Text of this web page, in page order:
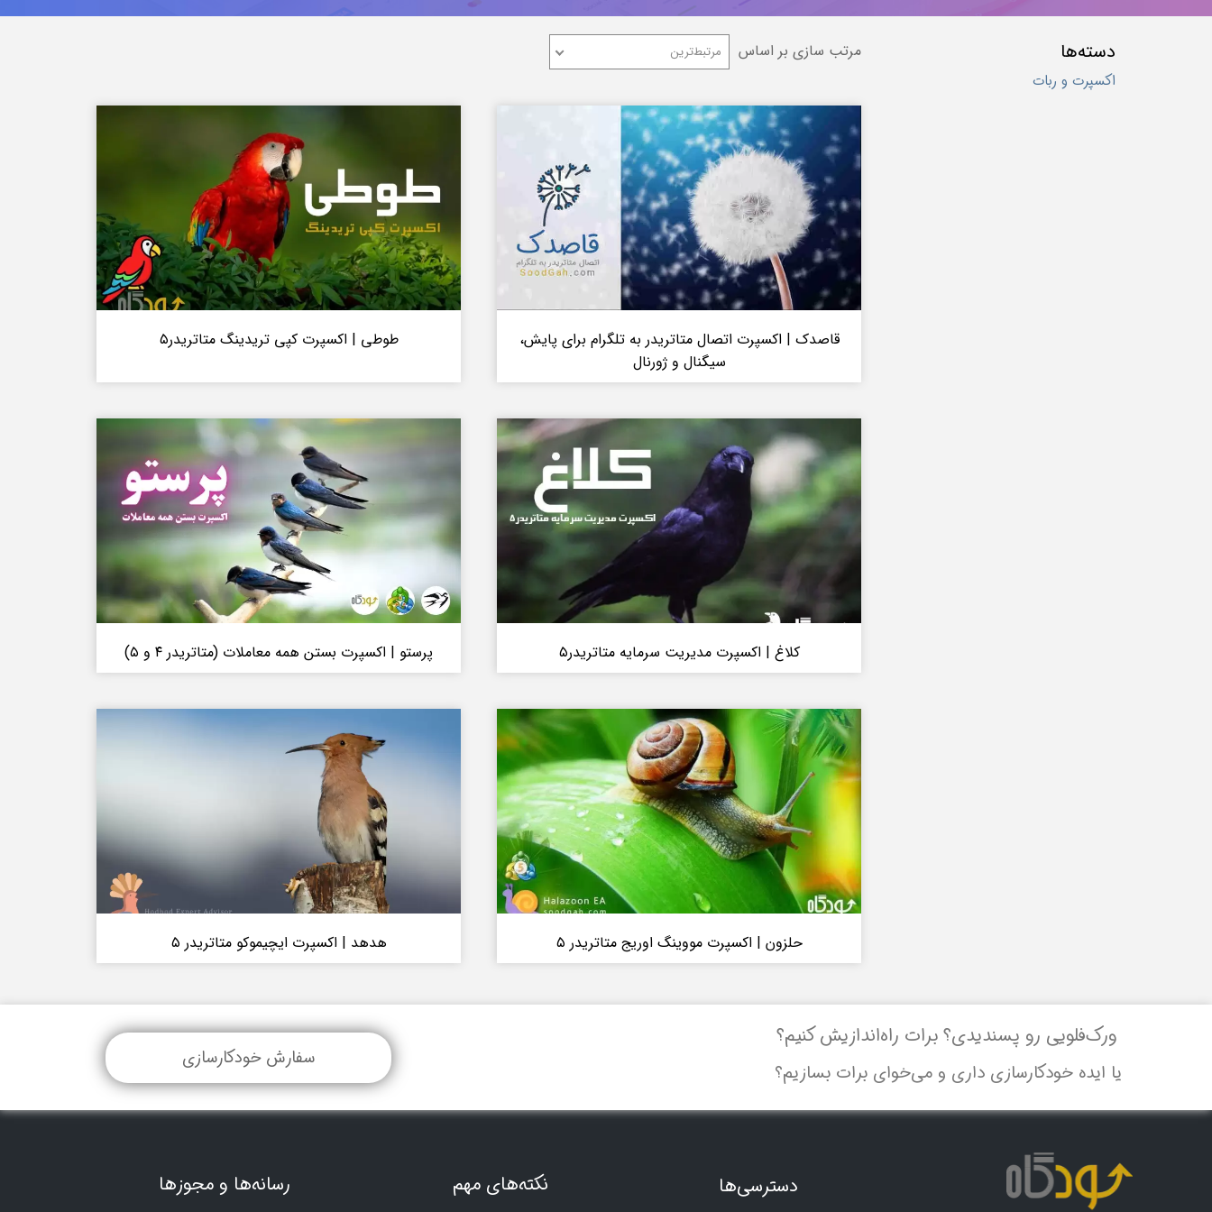
دسته‌ها
اکسپرت و ربات
مرتب سازی بر اساس مرتبط‌ترین
قاصدک | اکسپرت اتصال متاتریدر به تلگرام برای پایش،
سیگنال و ژورنال
طوطی | اکسپرت کپی تریدینگ متاتریدر۵
کلاغ | اکسپرت مدیریت سرمایه متاتریدر۵ پرستو | اکسپرت بستن همه معاملات (متاتریدر ۴ و ۵)
حلزون | اکسپرت مووینگ اوریج متاتریدر ۵ هدهد | اکسپرت ایچیموکو متاتریدر ۵
دسترسی‌ها نکته‌های مهم رسانه‌ها و مجوزها
ورک‌فلویی رو پسندیدی؟ برات راه‌اندازیش کنیم؟
یا ایده خودکارسازی داری و می‌خوای برات بسازیم؟
سفارش خودکارسازی